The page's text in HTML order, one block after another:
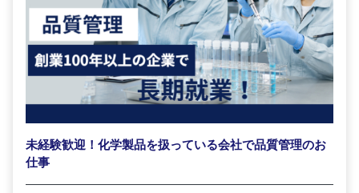
未経験歓迎！化学製品を扱っている会社で品質管理のお
仕事